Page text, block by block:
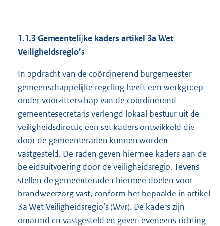
1.1.3 Gemeentelijke kaders artikel 3a Wet
Veiligheidsregio’s
In opdracht van de coördinerend burgemeester
gemeenschappelijke regeling heeft een werkgroep
onder voorzitterschap van de coördinerend
gemeentesecretaris verlengd lokaal bestuur uit de
veiligheidsdirectie een set kaders ontwikkeld die
door de gemeenteraden kunnen worden
vastgesteld. De raden geven hiermee kaders aan de
beleidsuitvoering door de veiligheidsregio. Tevens
stellen de gemeenteraden hiermee doelen voor
brandweerzorg vast, conform het bepaalde in artikel
3a Wet Veiligheidsregio’s (Wvr). De kaders zijn
omarmd en vastgesteld en geven eveneens richting